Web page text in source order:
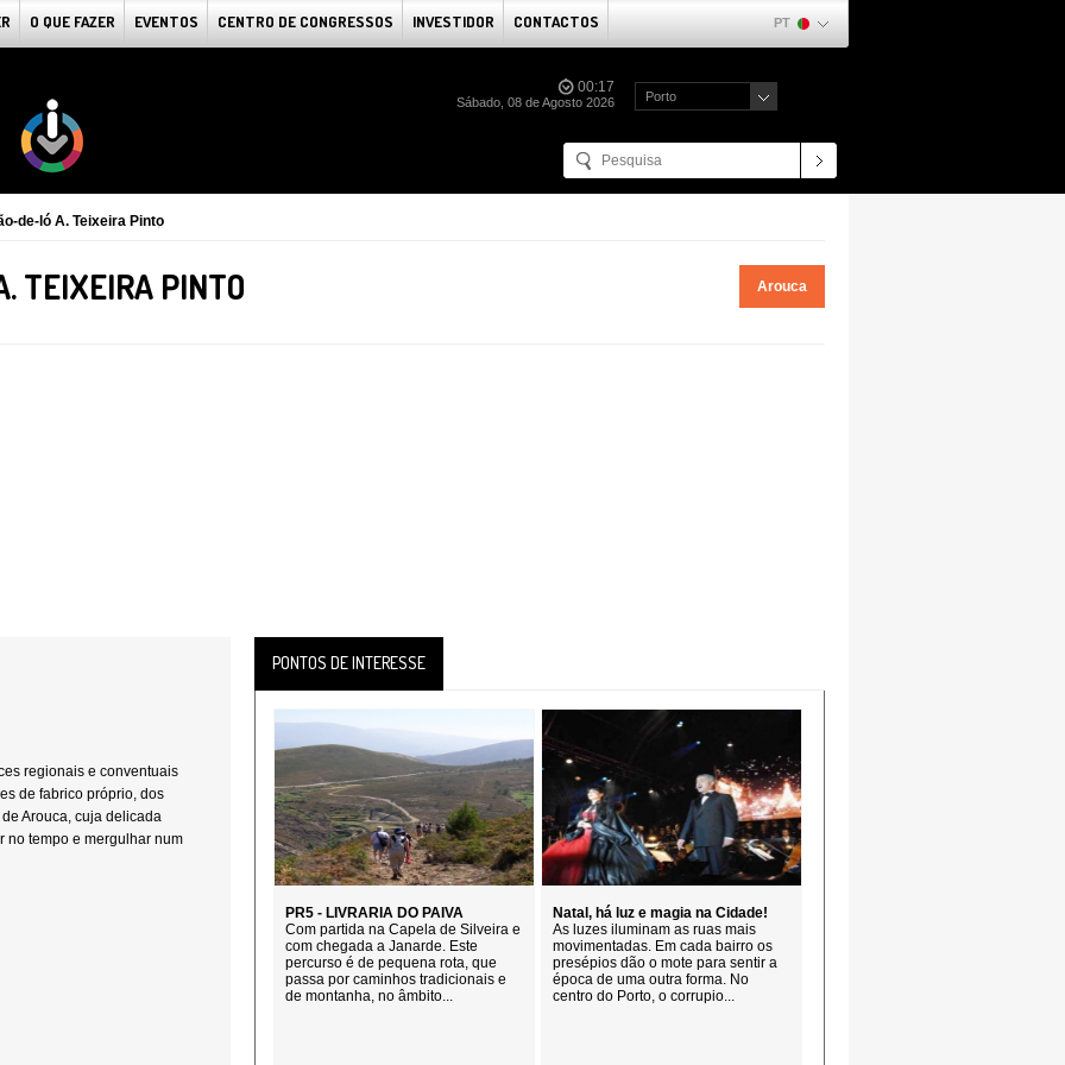
O QUE FAZER EVENTOS CENTRO DE CONGRESSOS INVESTIDOR CONTACTOS PT
00:17
Sábado, 08 de Agosto 2026 Porto
de-ló A. Teixeira Pinto
TEIXEIRA PINTO Arouca
regionais e conventuais
de fabrico próprio, dos
Arouca, cuja delicada
no tempo e mergulhar num
PONTOS DE INTERESSE
PR5 - LIVRARIA DO PAIVA
Com partida na Capela de Silveira e
com chegada a Janarde. Este
percurso é de pequena rota, que
passa por caminhos tradicionais e
de montanha, no âmbito...
Natal, há luz e magia na Cidade!
As luzes iluminam as ruas mais
movimentadas. Em cada bairro os
presépios dão o mote para sentir a
época de uma outra forma. No
centro do Porto, o corrupio...